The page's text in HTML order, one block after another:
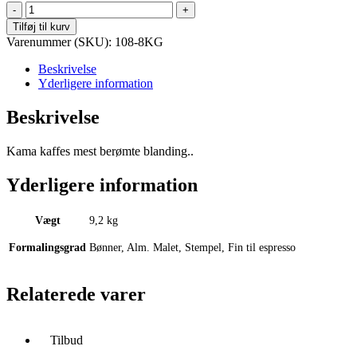
Kama
Kaffes
egen
blend,
friskristet
Urban
Blend,
No
108
Bønner
Brasilien,
Colombia
Indien
16
antal
Tilføj til kurv
Varenummer (SKU): 108-8KG
Beskrivelse
Yderligere information
Beskrivelse
Kama kaffes mest berømte blanding..
Yderligere information
Vægt 9,2 kg
Formalingsgrad Bønner, Alm. Malet, Stempel, Fin til espresso
Relaterede varer
Tilbud